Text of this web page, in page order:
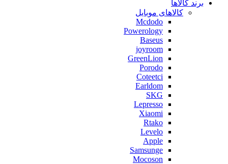
برند کالاها
کالاهای موبایل
Mcdodo
Powerology
Baseus
joyroom
GreenLion
Porodo
Coteetci
Earldom
SKG
Lepresso
Xiaomi
Rtako
Levelo
Apple
Samsunge
Mocoson